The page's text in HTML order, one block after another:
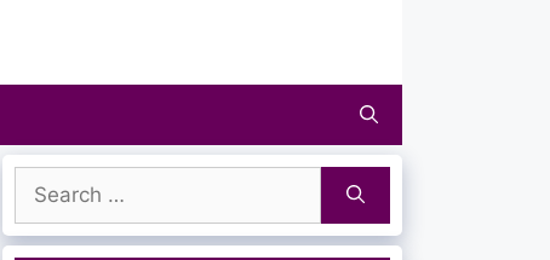
Search
for: